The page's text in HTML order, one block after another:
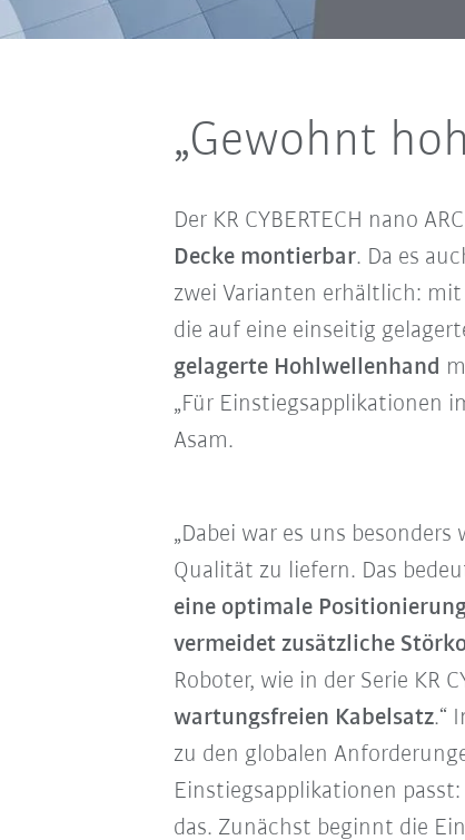
„Gewohnt
Der KR CYBERTECH nano
Decke montierbar. Da es
zwei Varianten erhältlich: mit
die auf eine einseitig
gelagerte Hohlwellenhand
„Für Einstiegsapplikationen
Asam.
„Dabei war es uns
Qualität zu liefern. Das
eine optimale
vermeidet zusätzliche
Roboter, wie in der Serie KR
wartungsfreien Kabelsatz.“
zu den globalen
Einstiegsapplikationen
das. Zunächst beginnt die